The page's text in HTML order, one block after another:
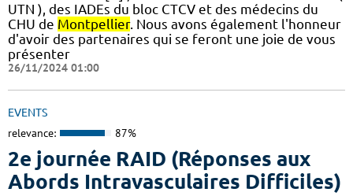
UTN ), des IADEs du bloc CTCV et des médecins du
CHU de Montpellier. Nous avons également l'honneur
d'avoir des partenaires qui se feront une joie de vous
présenter
26/11/2024 01:00
EVENTS
relevance: 87%
2e journée RAID (Réponses aux
Abords Intravasculaires Difficiles)